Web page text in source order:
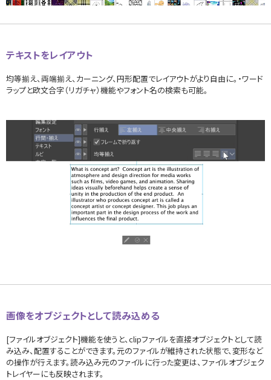
テキストをレイアウト
均等揃え、両端揃え、カーニング、円形配置でレイアウトがより自由に。・ワード
ラップと欧文合字（リガチャ）機能やフォント名の検索も可能。
画像をオブジェクトとして読み込める
[ファイルオブジェクト]機能を使うと、clipファイルを直接オブジェクトとして読
み込み、配置することができます。元のファイルが維持された状態で、変形など
の操作が行えます。読み込み元のファイルに行った変更は、ファイルオブジェク
トレイヤーにも反映されます。